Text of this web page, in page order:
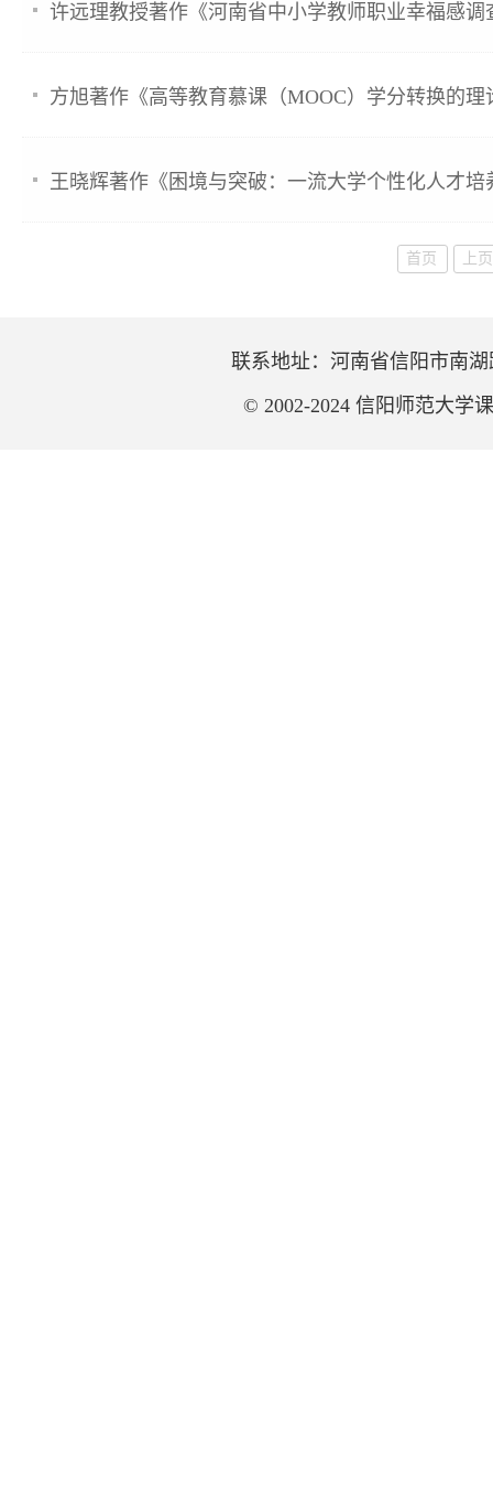
许远理教授著作《河南省中小学教师职业幸福感调
方旭著作《高等教育慕课（MOOC）学分转换的理
王晓辉著作《困境与突破：一流大学个性化人才培
首页 上页
联系地址：河南省信阳市南
© 2002-2024 信阳师范大